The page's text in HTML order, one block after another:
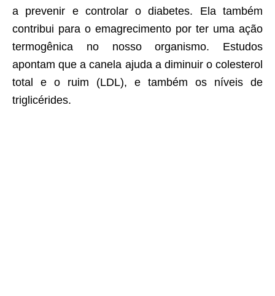
a prevenir e controlar o diabetes. Ela também
contribui para o emagrecimento por ter uma ação
termogênica no nosso organismo. Estudos
apontam que a canela ajuda a diminuir o colesterol
total e o ruim (LDL), e também os níveis de
triglicérides.